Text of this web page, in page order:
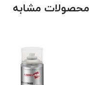
محصولات مشابه